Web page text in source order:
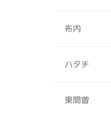
布内
ハタチ
東間曽